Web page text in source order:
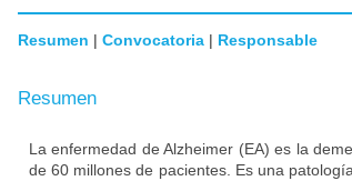
Resumen | Convocatoria | Responsable
Resumen
La enfermedad de Alzheimer (EA) es la
de 60 millones de pacientes. Es una